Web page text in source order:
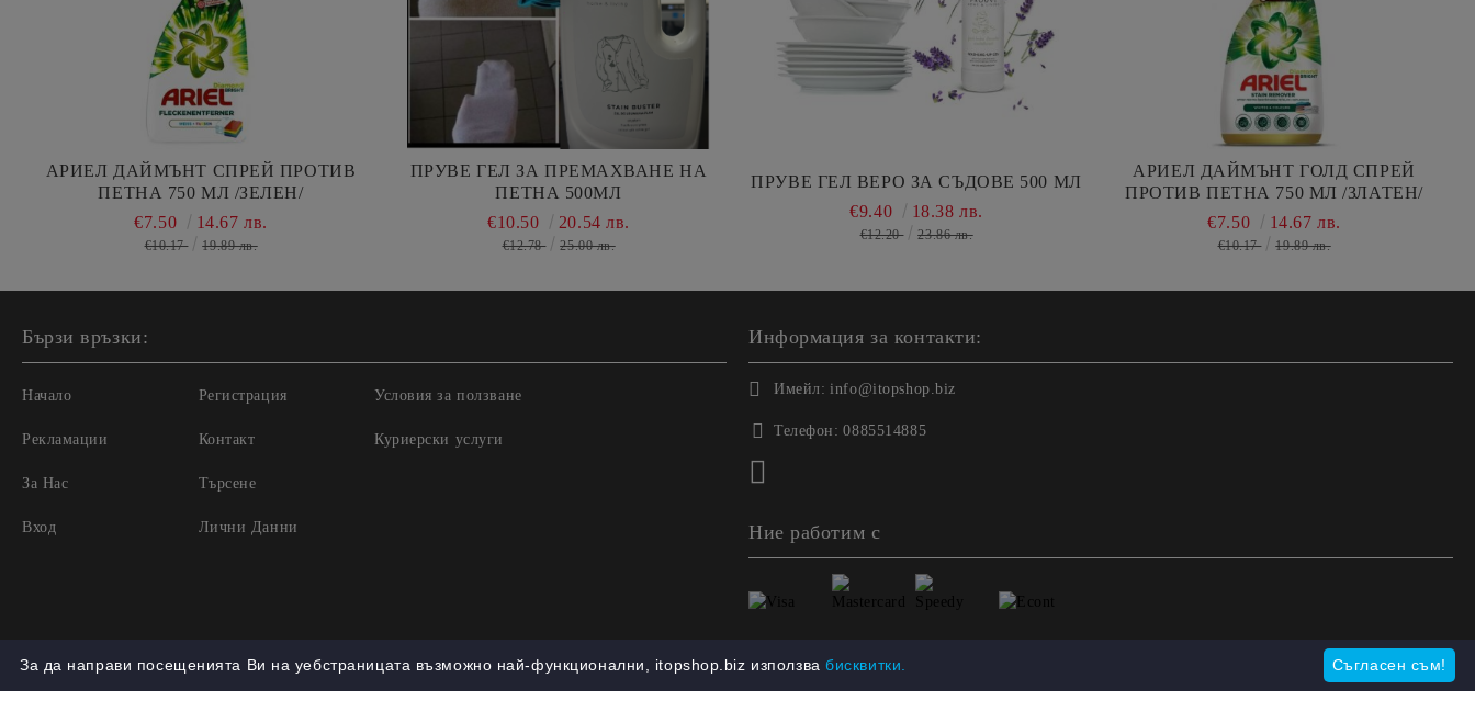
АРИЕЛ ДАЙМЪНТ СПРЕЙ ПРОТИВ
ПЕТНА 750 МЛ /ЗЕЛЕН/
€7.50 14.67 лв.
€10.17 19.89 лв.
ПРУВЕ ГЕЛ ЗА ПРЕМАХВАНЕ НА
ПЕТНА 500МЛ
€10.50
20.54 лв.
€12.78 25.00 лв.
ПРУВЕ ГЕЛ ВЕРО ЗА СЪДОВЕ 500 МЛ
€9.40
18.38 лв.
€12.20 23.86 лв.
АРИЕЛ ДАЙМЪНТ ГОЛД СПРЕЙ
ПРОТИВ ПЕТНА 750 МЛ /ЗЛАТЕН/
€7.50 14.67 лв.
€10.17 19.89 лв.
Бързи връзки:
Начало
Рекламации
За Нас
Вход
Регистрация
Контакт
Търсене
Лични Данни
Условия за ползване
Куриерски услуги
Информация за контакти:
Имейл: info@itopshop.biz
Телефон: 0885514885
Ние работим с
GDPR Нашият онлайн магазин е 100% съобразен с GDPR. Прочетете нашата политика Моите лични данни
Съгласен съм!
За да направи посещенията Ви на уебстраницата възможно най-функционални, itopshop.biz използвабисквитки.